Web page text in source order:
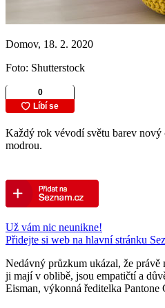
Domov, 18. 2. 2020
Foto: Shutterstock
Každý rok vévodí světu barev nový
modrou.
Už vám nic neunikne!
Přidejte si web na hlavní stránku
Nedávný průzkum ukázal, že
ji mají v oblibě, jsou empatičtí a
Eisman, výkonná ředitelka